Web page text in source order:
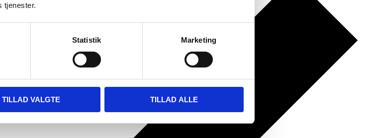
tjenester.
Statistik Marketing
TILLAD VALGTE TILLAD ALLE